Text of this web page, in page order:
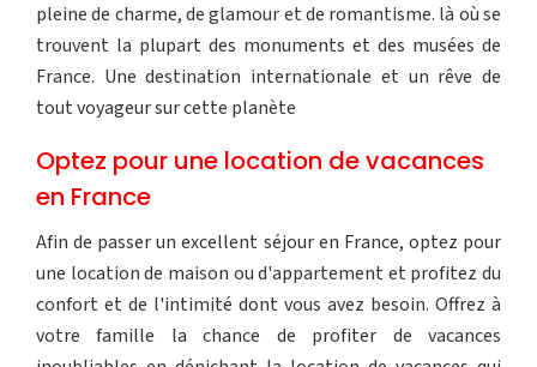
pleine de charme, de glamour et de romantisme. là où se
trouvent la plupart des monuments et des musées de
France. Une destination internationale et un rêve de
tout voyageur sur cette planète
Optez pour une location de vacances
en France
Afin de passer un excellent séjour en France, optez pour
une location de maison ou d'appartement et profitez du
confort et de l'intimité dont vous avez besoin. Offrez à
votre famille la chance de profiter de vacances